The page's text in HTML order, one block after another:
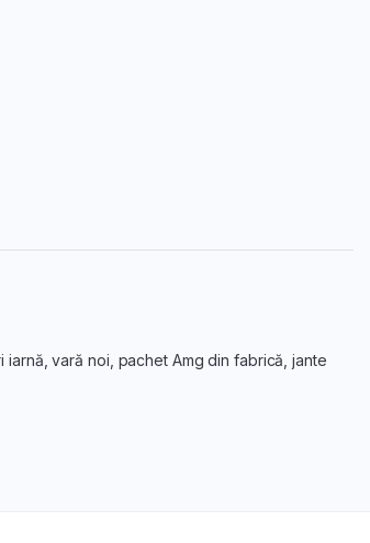
vară noi, pachet Amg din fabrică, jante